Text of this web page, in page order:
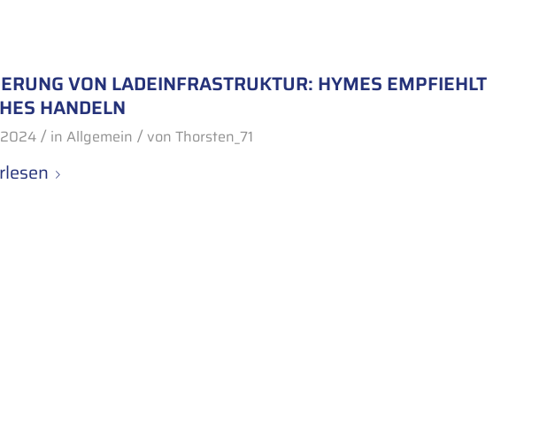
VON LADEINFRASTRUKTUR: HYMES EMPFIEHLT
HANDELN
2024 / in Allgemein / von Thorsten_71